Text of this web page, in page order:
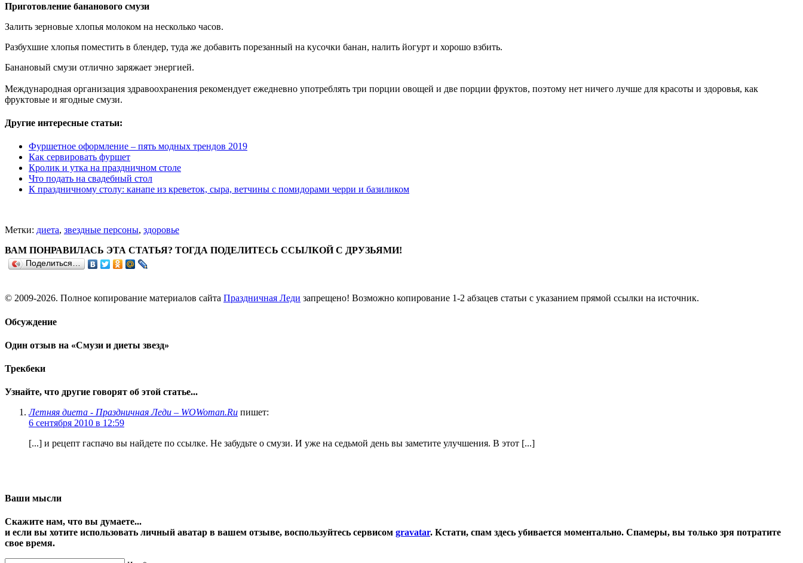
Приготовление бананового смузи
Залить зерновые хлопья молоком на несколько часов.
Разбухшие хлопья поместить в блендер, туда же добавить порезанный на кусочки банан, налить йогурт и хорошо взбить.
Банановый смузи отлично заряжает энергией.
Международная организация здравоохранения рекомендует ежедневно употреблять три порции овощей и две порции фруктов, поэтому нет ничего лучше для красоты и здоровья, как
фруктовые и ягодные смузи.
Другие интересные статьи:
Фуршетное оформление – пять модных трендов 2019
Как сервировать фуршет
Кролик и утка на праздничном столе
Что подать на свадебный стол
К праздничному столу: канапе из креветок, сыра, ветчины с помидорами черри и базиликом
Метки: диета, звездные персоны, здоровье
ВАМ ПОНРАВИЛАСЬ ЭТА СТАТЬЯ? ТОГДА ПОДЕЛИТЕСЬ ССЫЛКОЙ С ДРУЗЬЯМИ!
Поделиться…
© 2009-2026. Полное копирование материалов сайта Праздничная Леди запрещено! Возможно копирование 1-2 абзацев статьи с указанием прямой ссылки на источник.
Обсуждение
Один отзыв на «Смузи и диеты звезд»
Трекбеки
Узнайте, что другие говорят об этой статье...
Летняя диета - Праздничная Леди – WOWoman.Ru пишет:
6 сентября 2010 в 12:59
[...] и рецепт гаспачо вы найдете по ссылке. Не забудьте о смузи. И уже на седьмой день вы заметите улучшения. В этот [...]
Ваши мысли
Скажите нам, что вы думаете...
и если вы хотите использовать личный аватар в вашем отзыве, воспользуйтесь сервисом gravatar. Кстати, спам здесь убивается моментально. Спамеры, вы только зря потратите
свое время.